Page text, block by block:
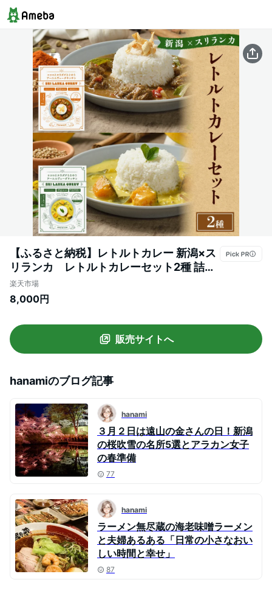
【ふるさと納税】レトルトカレー 新潟×ス
リランカ レトルトカレーセット2種 詰め
合わせ 辛口 甘口 新潟市
楽天市場
8,000円
販売サイトへ
hanamiのブログ記事
hanami
３月２日は遠山の金さんの日！新潟
の桜吹雪の名所5選とアラカン女子
の春準備
77
hanami
ラーメン無尽蔵の海老味噌ラーメン
と夫婦あるある「日常の小さなおい
しい時間と幸せ」
87